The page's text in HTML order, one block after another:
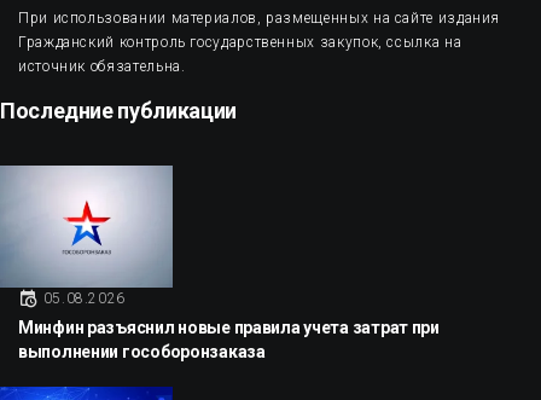
При использовании материалов, размещенных на сайте издания
Гражданский контроль государственных закупок, ссылка на
источник обязательна.
Последние публикации
05.08.2026
Минфин разъяснил новые правила учета затрат при
выполнении гособоронзаказа